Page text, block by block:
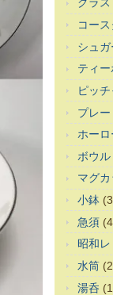
グラ
コー
シュガ
ティー
ピッ
プレー
ホーロ
ボウル
マグ
小鉢
急須
昭和
水筒
湯呑